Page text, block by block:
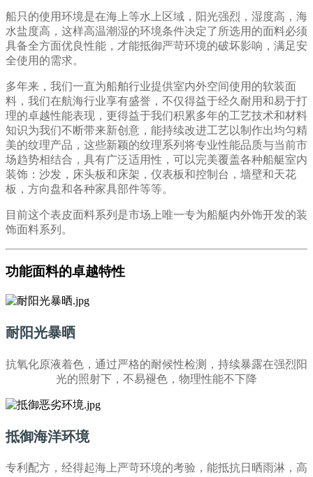
船只的使用环境是在海上等水上区域，阳光强烈，湿度高，海
水盐度高，这样高温潮湿的环境条件决定了所选用的面料必须
具备全方面优良性能，才能抵御严苛环境的破坏影响，满足安
全使用的需求。
多年来，我们一直为船舶行业提供室内外空间使用的软装面
料，我们在航海行业享有盛誉，不仅得益于经久耐用和易于打
理的卓越性能表现，更得益于我们积累多年的工艺技术和材料
知识为我们不断带来新创意，能持续改进工艺以制作出均匀精
美的纹理产品，这些新颖的纹理系列将专业性能品质与当前市
场趋势相结合，具有广泛适用性，可以完美覆盖各种船艇室内
装饰：沙发，床头板和床架，仪表板和控制台，墙壁和天花
板，方向盘和各种家具部件等等。
目前这个表皮面料系列是市场上唯一专为船艇内外饰开发的装
饰面料系列。
功能面料的卓越特性
耐阳光暴晒
抗氧化原液着色，通过严格的耐候性检测，持续暴露在强烈阳
光的照射下，不易褪色，物理性能不下降
抵御海洋环境
专利配方，经得起海上严苛环境的考验，能抵抗日晒雨淋，高